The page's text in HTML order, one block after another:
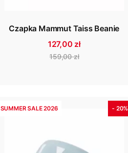
Czapka Mammut Taiss Beanie
127,00 zł
159,00 zł
SUMMER SALE 2026 - 20%